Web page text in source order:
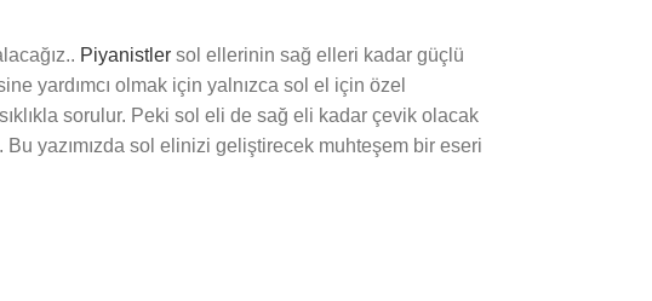
Piyanistler sol ellerinin sağ elleri kadar güçlü
yardımcı olmak için yalnızca sol el için özel
sorulur. Peki sol eli de sağ eli kadar çevik olacak
yazımızda sol elinizi geliştirecek muhteşem bir eseri